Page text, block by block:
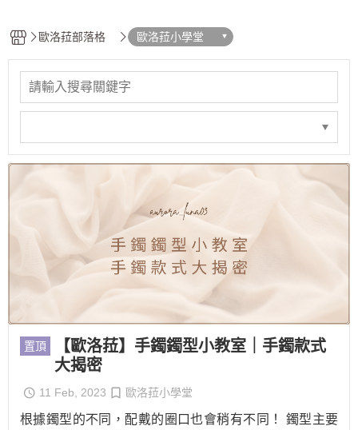
歐洛菈部落格 歐洛菈小學堂
置頂
【歐洛菈】手鐲鐲型小教室｜手鐲款式
大揭密
11 Feb, 2023 歐洛菈小學堂
根據鐲型的不同，配戴的圈口也會稍有不同！ 鐲型主要